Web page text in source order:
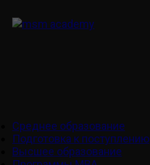
Среднее образование
Подготовка к поступлению
Высшее образование